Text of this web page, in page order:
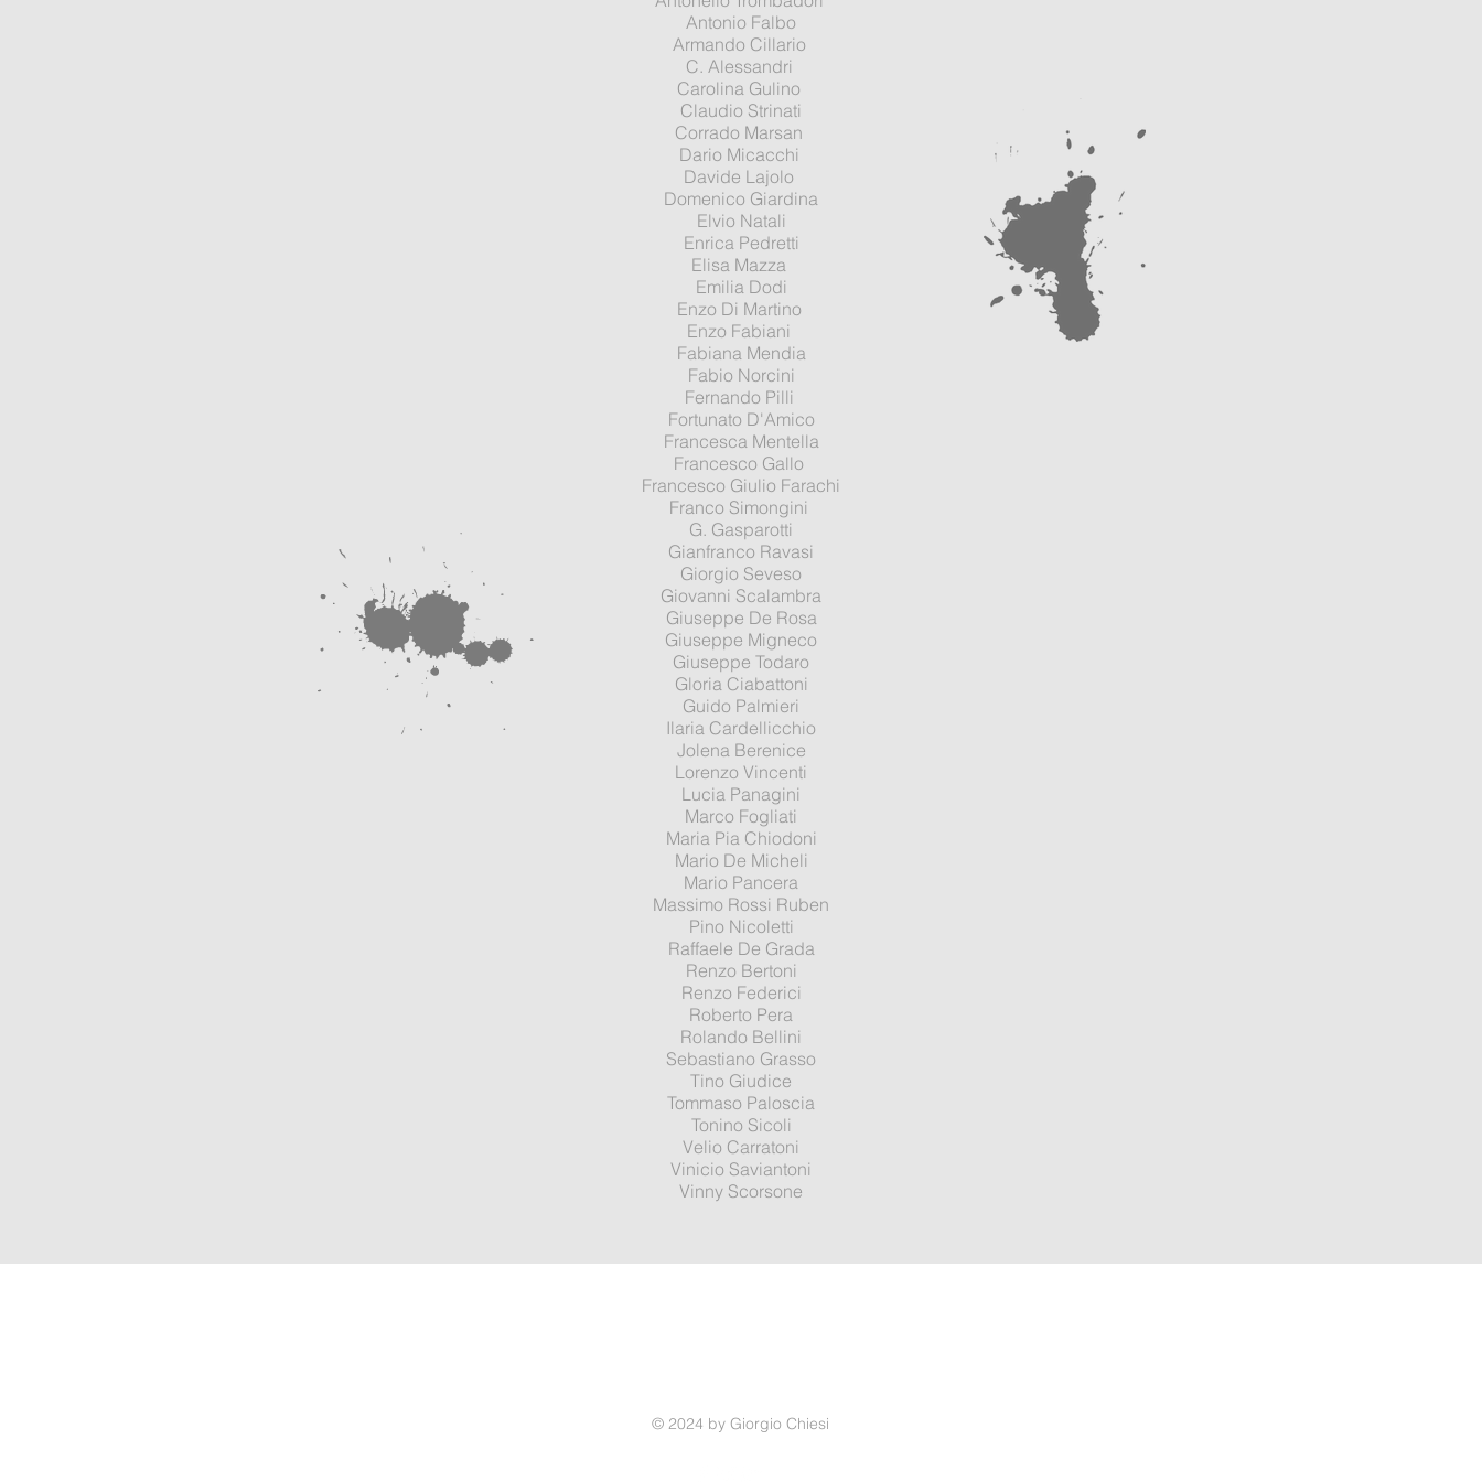
Antonio Falbo
Armando Cillario
C. Alessandri
Carolina Gulino
Claudio Strinati
Corrado Marsan
Dario Micacchi
Davide Lajolo
Domenico Giardina
Elvio Natali
Enrica Pedretti
Elisa Mazza
Emilia Dodi
Enzo Di Martino
Enzo Fabiani
Fabiana Mendia
Fabio Norcini
Fernando Pilli
Fortunato D'Amico
Francesca Mentella
Francesco Gallo
Francesco Giulio Farachi
Franco Simongini
G. Gasparotti
Gianfranco Ravasi
Giorgio Seveso
Giovanni Scalambra
Giuseppe De Rosa
Giuseppe Migneco
Giuseppe Todaro
Gloria Ciabattoni
Guido Palmieri
Ilaria Cardellicchio
Jolena Berenice
Lorenzo Vincenti
Lucia Panagini
Marco Fogliati
Maria Pia Chiodoni
Mario De Micheli
Mario Pancera
Massimo Rossi Ruben
Pino Nicoletti
Raffaele De Grada
Renzo Bertoni
Renzo Federici
Roberto Pera
Rolando Bellini
Sebastiano Grasso
Tino Giudice
Tommaso Paloscia
Tonino Sicoli
Velio Carratoni
Vinicio Saviantoni
Vinny Scorsone
© 2024 by Giorgio Chiesi